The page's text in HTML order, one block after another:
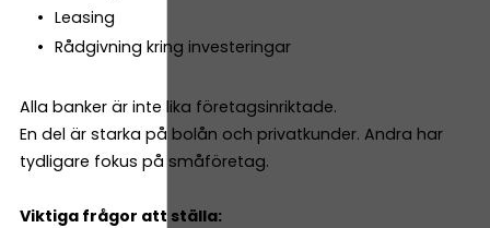
Leasing
Rådgivning kring investeringar
Alla banker är inte lika företagsinriktade.
En del är starka på bolån och privatkunder. Andra har
tydligare fokus på småföretag.
Viktiga frågor att ställa: